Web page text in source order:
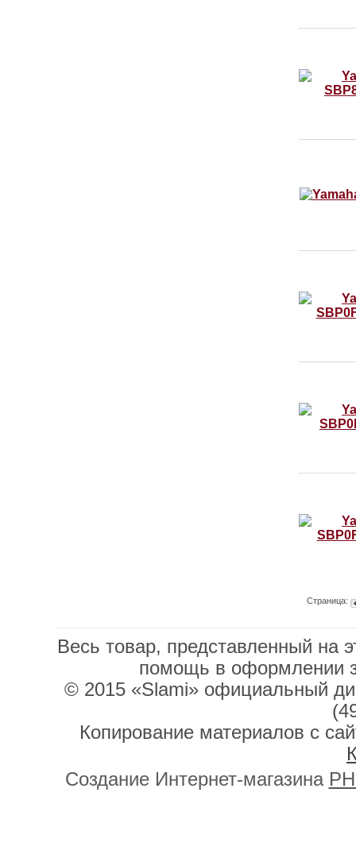
Страница:
Весь товар, представленный на
помощь в оформлении
© 2015 «Slami» официальный
Копирование материалов с
Создание Интернет-магазина